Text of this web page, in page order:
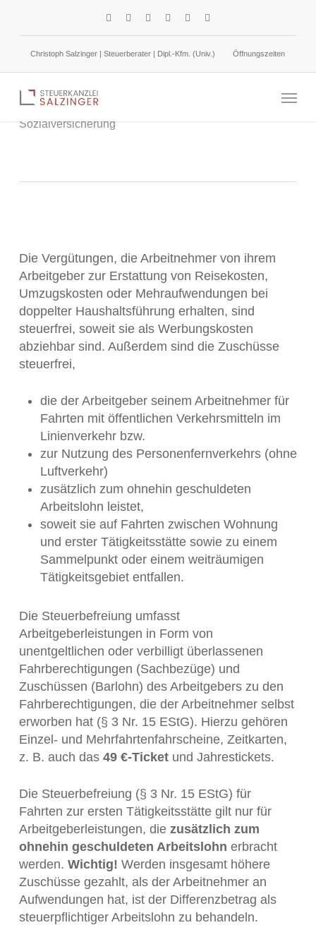
contentChristoph Salzinger | Steuerberater | Dipl.-Kfm. (Univ.) Öffnungszeiten
Menu
16. Februar 2024
Sozialversicherung
Die Vergütungen, die Arbeitnehmer von ihrem
Arbeitgeber zur Erstattung von Reisekosten,
Umzugskosten oder Mehraufwendungen bei
doppelter Haushaltsführung erhalten, sind
steuerfrei, soweit sie als Werbungskosten
abziehbar sind. Außerdem sind die Zuschüsse
steuerfrei,
die der Arbeitgeber seinem Arbeitnehmer für
Fahrten mit öffentlichen Verkehrsmitteln im
Linienverkehr bzw.
zur Nutzung des Personenfernverkehrs (ohne
Luftverkehr)
zusätzlich zum ohnehin geschuldeten
Arbeitslohn leistet,
soweit sie auf Fahrten zwischen Wohnung
und erster Tätigkeitsstätte sowie zu einem
Sammelpunkt oder einem weiträumigen
Tätigkeitsgebiet entfallen.
Die Steuerbefreiung umfasst
Arbeitgeberleistungen in Form von
unentgeltlichen oder verbilligt überlassenen
Fahrberechtigungen (Sachbezüge) und
Zuschüssen (Barlohn) des Arbeitgebers zu den
Fahrberechtigungen, die der Arbeitnehmer selbst
erworben hat (§ 3 Nr. 15 EStG). Hierzu gehören
Einzel- und Mehrfahrtenfahrscheine, Zeitkarten,
z. B. auch das 49 €-Ticketund Jahrestickets.
Die Steuerbefreiung (§ 3 Nr. 15 EStG) für
Fahrten zur ersten Tätigkeitsstätte gilt nur für
Arbeitgeberleistungen, die zusätzlich zum
ohnehin geschuldeten Arbeitslohn erbracht
werden. Wichtig! Werden insgesamt höhere
Zuschüsse gezahlt, als der Arbeitnehmer an
Aufwendungen hat, ist der Differenzbetrag als
steuerpflichtiger Arbeitslohn zu behandeln.